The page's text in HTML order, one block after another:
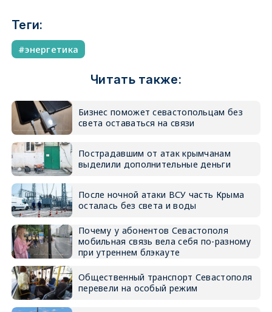
Теги:
энергетика
Читать также:
Бизнес поможет севастопольцам без
света оставаться на связи
Пострадавшим от атак крымчанам
выделили дополнительные деньги
После ночной атаки ВСУ часть Крыма
осталась без света и воды
Почему у абонентов Севастополя
мобильная связь вела себя по-разному
при утреннем блэкауте
Общественный транспорт Севастополя
перевели на особый режим